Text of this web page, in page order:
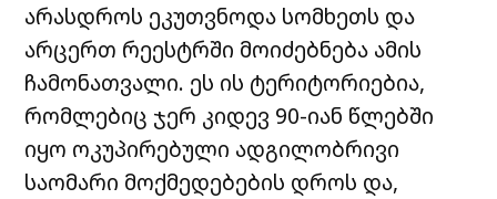
არასდროს ეკუთვნოდა სომხეთს და
არცერთ რეესტრში მოიძებნება ამის
ჩამონათვალი. ეს ის ტერიტორიებია,
რომლებიც ჯერ კიდევ 90-იან წლებში
იყო ოკუპირებული ადგილობრივი
საომარი მოქმედებების დროს და,